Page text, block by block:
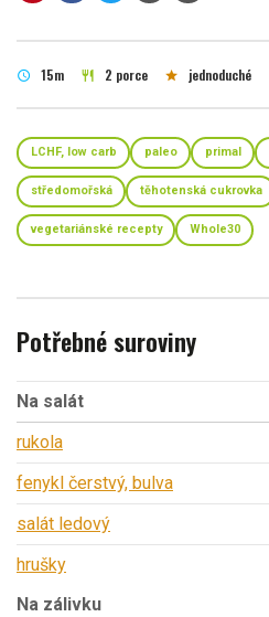
schedule 15m restaurant 2 porce star jednoduché
LCHF, low carb paleo primal
středomořská těhotenská cukrovka
vegetariánské recepty Whole30
Potřebné suroviny
Na salát
rukola
fenykl čerstvý, bulva
salát ledový
hrušky
Na zálivku